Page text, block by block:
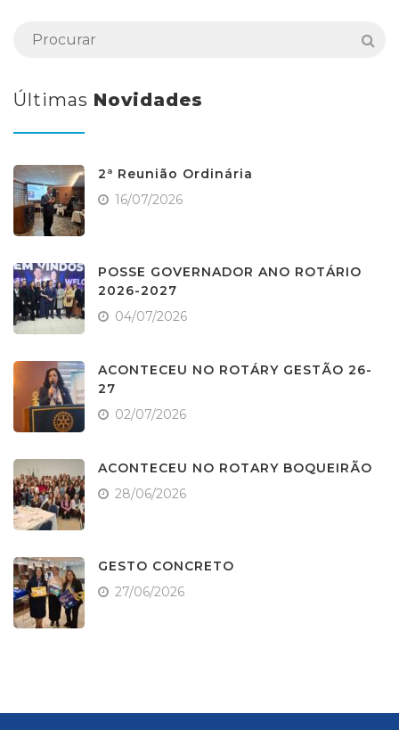
Últimas Novidades
2ª Reunião Ordinária
16/07/2026
POSSE GOVERNADOR ANO ROTÁRIO
2026-2027
04/07/2026
ACONTECEU NO ROTÁRY GESTÃO 26-
27
02/07/2026
ACONTECEU NO ROTARY BOQUEIRÃO
28/06/2026
GESTO CONCRETO
27/06/2026